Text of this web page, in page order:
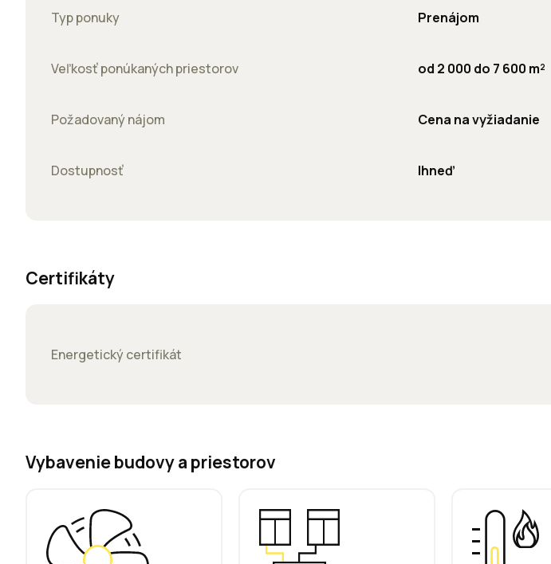
Typ ponuky Prenájom
Veľkosť ponúkaných priestorov od 2 000 do 7 600 m²
Požadovaný nájom Cena na vyžiadanie
Dostupnosť Ihneď
Certifikáty
Energetický certifikát
Vybavenie budovy a priestorov